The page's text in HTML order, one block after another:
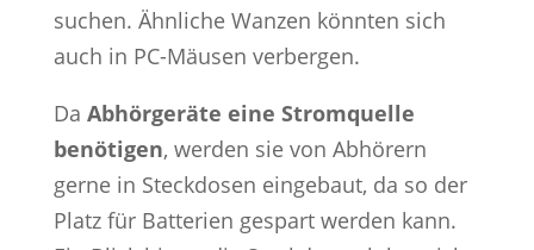
suchen. Ähnliche Wanzen könnten sich
auch in PC-Mäusen verbergen.
Da Abhörgeräte eine Stromquelle
benötigen, werden sie von Abhörern
gerne in Steckdosen eingebaut, da so der
Platz für Batterien gespart werden kann.